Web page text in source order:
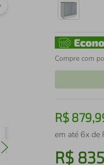
Compre com
R$879,
em até 6x de
R$ 835